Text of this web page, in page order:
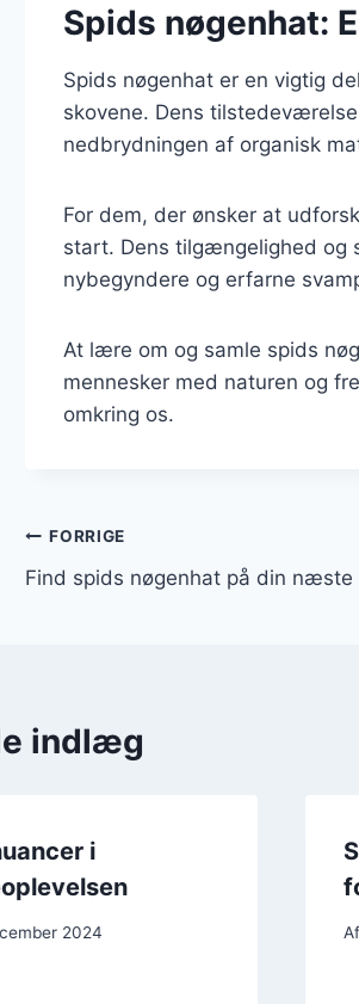
Spids nøgenhat:
Spids nøgenhat er en vigtig
skovene. Dens
nedbrydningen af organisk
For dem, der ønsker at
start. Dens tilgængelighed og
nybegyndere og erfarne
At lære om og samle spids
mennesker med naturen og
omkring os.
Indlægsnavigation
FORRIGE
Find spids nøgenhat på din
indlæg
i
2024 Af